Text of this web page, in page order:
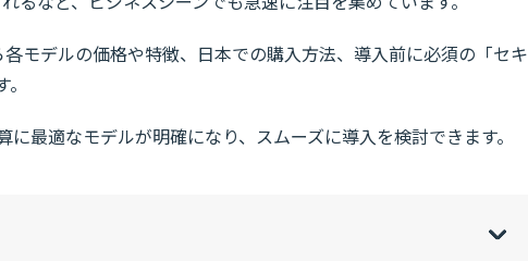
モデルの価格や特徴、日本での購入方法、導入前に必須の「セキ
最適なモデルが明確になり、スムーズに導入を検討できます。
[hi
]
[sh
]